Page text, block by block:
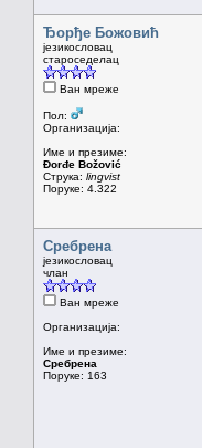
Ђорђе Божовић
језикословац
староседелац
Ван мреже
Пол:
Организација:
Име и презиме:
Đorđe Božović
Струка: lingvist
Поруке: 4.322
Сребрена
језикословац
члан
Ван мреже
Организација:
Име и презиме:
Сребрена
Поруке: 163